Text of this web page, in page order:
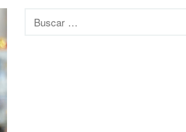
Buscar: